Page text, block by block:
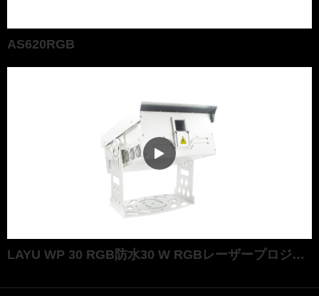
AS620RGB
LAYU WP 30 RGB防水30 W RGBレーザープロジェクタ